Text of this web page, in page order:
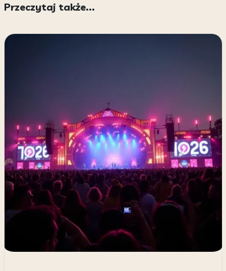
Przeczytaj także...